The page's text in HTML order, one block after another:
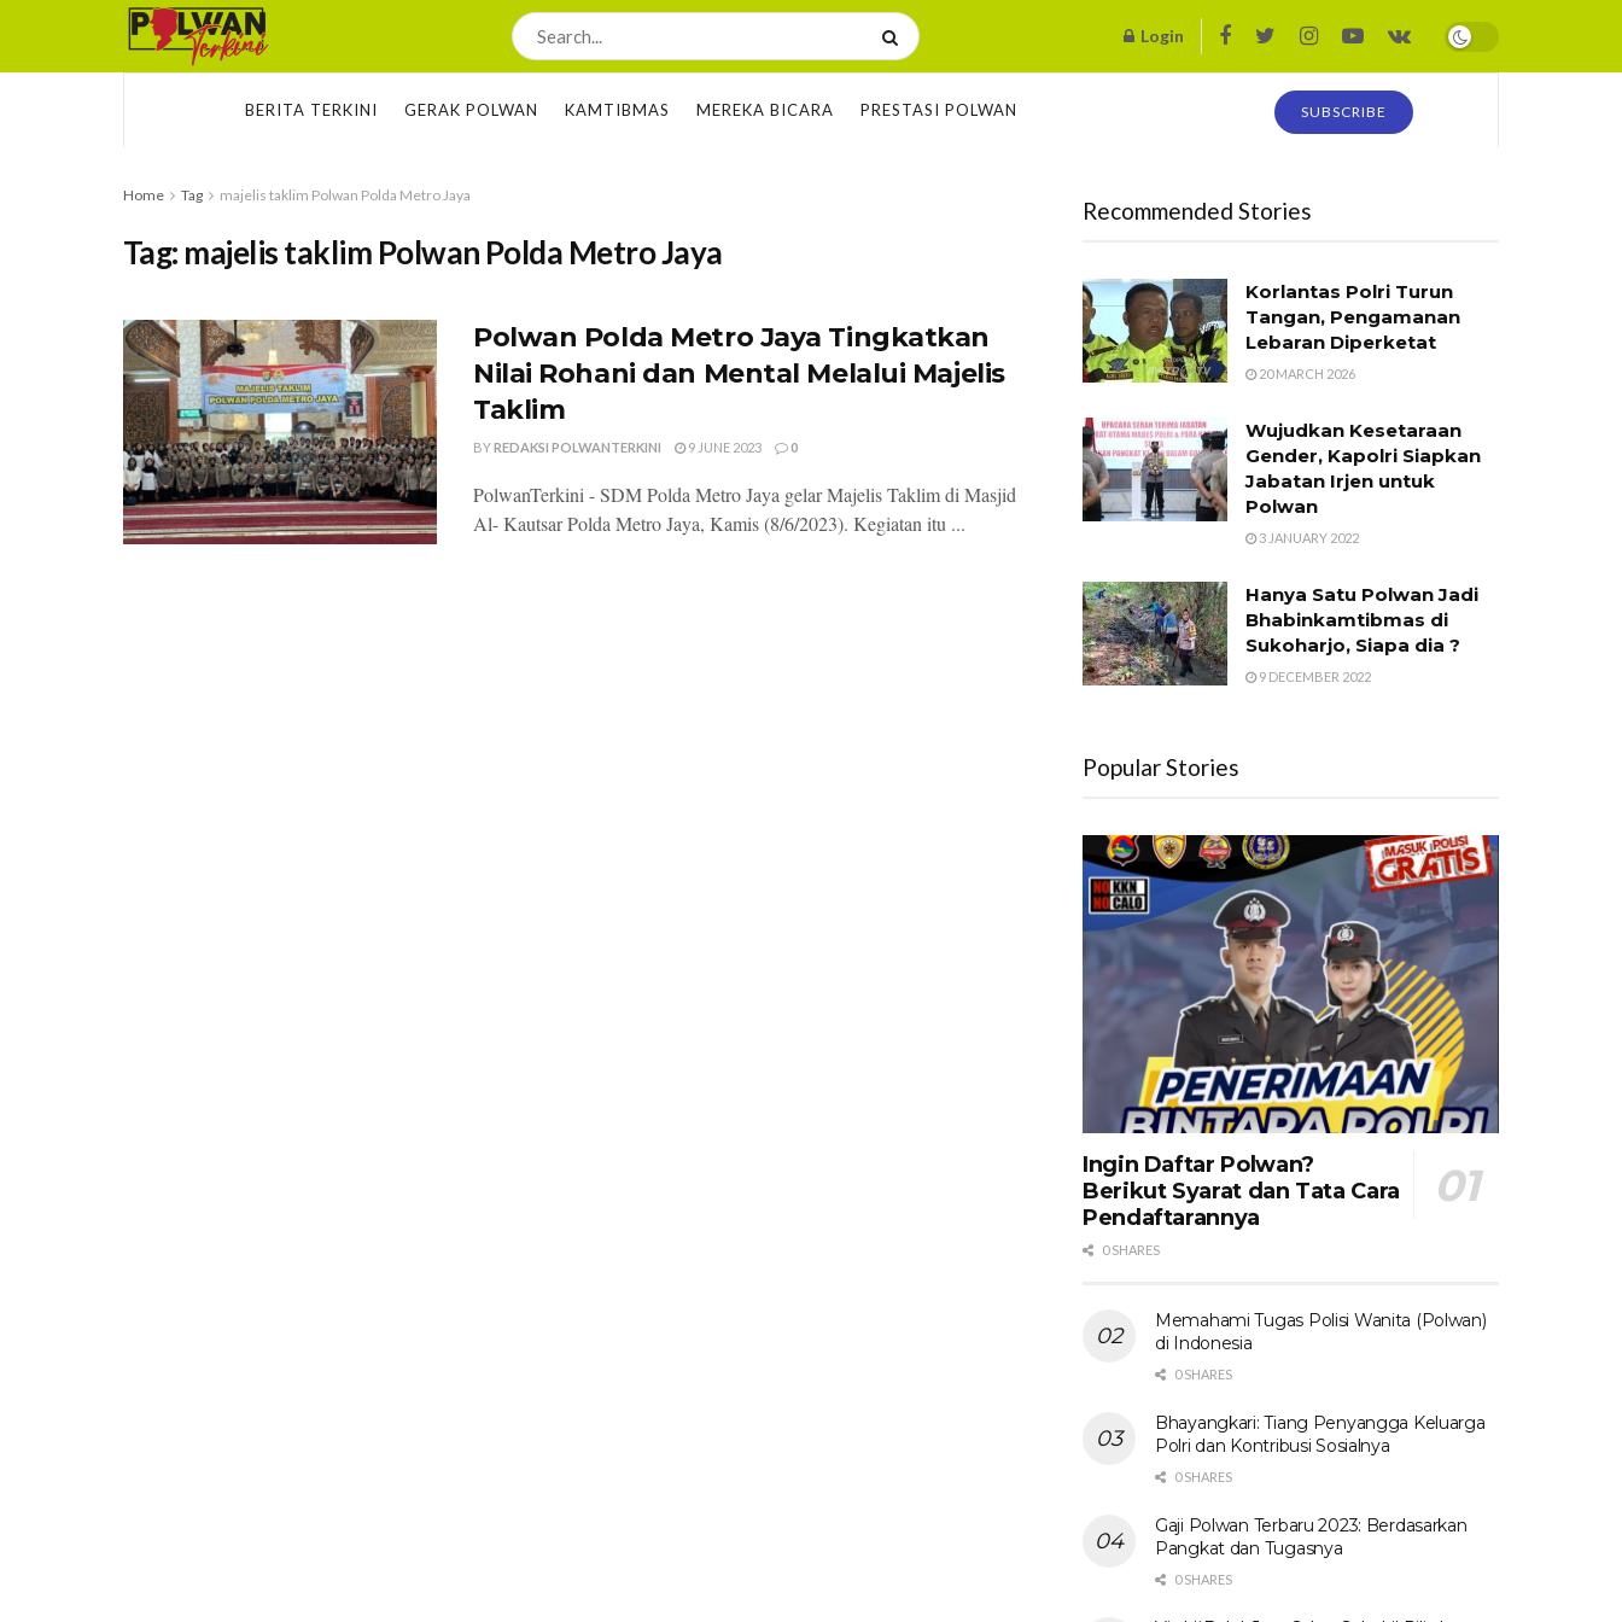
Login
BERITA TERKINI GERAK POLWAN KAMTIBMAS MEREKA BICARA PRESTASI POLWAN SUBSCRIBE
Home Tag majelis taklim Polwan Polda Metro Jaya
Tag: majelis taklim Polwan Polda Metro Jaya
Polwan Polda Metro Jaya Tingkatkan
Nilai Rohani dan Mental Melalui Majelis
Taklim
BYREDAKSI POLWANTERKINI 9 JUNE 2023 0
PolwanTerkini - SDM Polda Metro Jaya gelar Majelis Taklim di Masjid
Al- Kautsar Polda Metro Jaya, Kamis (8/6/2023). Kegiatan itu ...
Recommended Stories
Korlantas Polri Turun
Tangan, Pengamanan
Lebaran Diperketat
20 MARCH 2026
Wujudkan Kesetaraan
Gender, Kapolri Siapkan
Jabatan Irjen untuk
Polwan
3 JANUARY 2022
Hanya Satu Polwan Jadi
Bhabinkamtibmas di
Sukoharjo, Siapa dia ?
9 DECEMBER 2022
Popular Stories
Ingin Daftar Polwan?
Berikut Syarat dan Tata Cara
Pendaftarannya
0 SHARES
Memahami Tugas Polisi Wanita (Polwan)
di Indonesia
0 SHARES
Bhayangkari: Tiang Penyangga Keluarga
Polri dan Kontribusi Sosialnya
0 SHARES
Gaji Polwan Terbaru 2023: Berdasarkan
Pangkat dan Tugasnya
0 SHARES